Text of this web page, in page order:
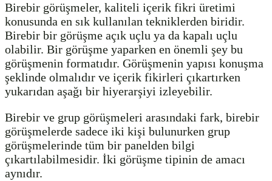
Birebir görüşmeler, kaliteli içerik fikri üretimi
konusunda en sık kullanılan tekniklerden biridir.
Birebir bir görüşme açık uçlu ya da kapalı uçlu
olabilir. Bir görüşme yaparken en önemli şey bu
görüşmenin formatıdır. Görüşmenin yapısı konuşma
şeklinde olmalıdır ve içerik fikirleri çıkartırken
yukarıdan aşağı bir hiyerarşiyi izleyebilir.
Birebir ve grup görüşmeleri arasındaki fark, birebir
görüşmelerde sadece iki kişi bulunurken grup
görüşmelerinde tüm bir panelden bilgi
çıkartılabilmesidir. İki görüşme tipinin de amacı
aynıdır.